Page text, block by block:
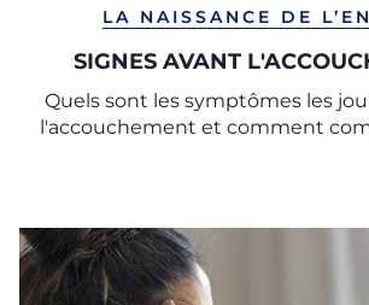
LA NAISSANCE DE
SIGNES AVANT
Quels sont les symptômes les
l'accouchement et comment